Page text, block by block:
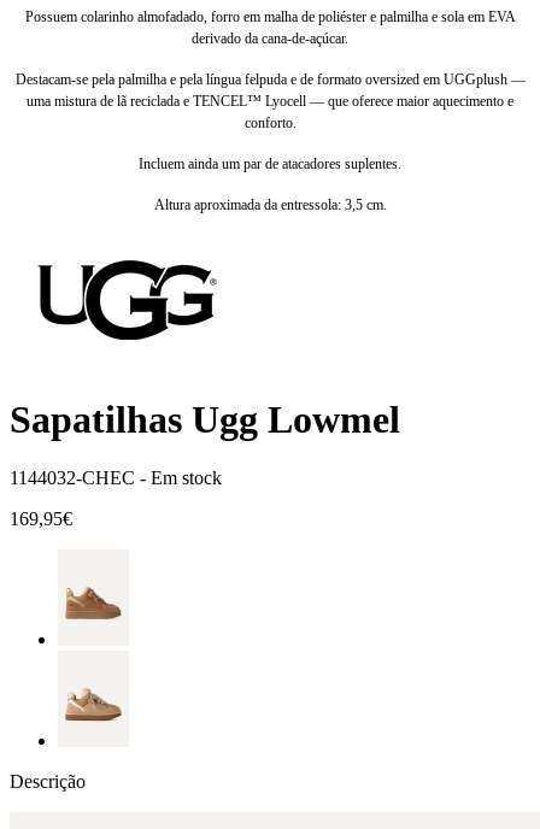
Possuem colarinho almofadado, forro em malha de poliéster e palmilha e sola em EVA
derivado da cana-de-açúcar.
Destacam-se pela palmilha e pela língua felpuda e de formato oversized em UGGplush —
uma mistura de lã reciclada e TENCEL™ Lyocell — que oferece maior aquecimento e
conforto.
Incluem ainda um par de atacadores suplentes.
Altura aproximada da entressola: 3,5 cm.
Sapatilhas Ugg Lowmel
1144032-CHEC - Em stock
169,95€
Descrição